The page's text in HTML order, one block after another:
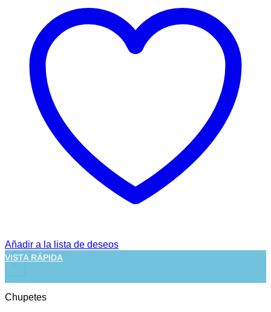
Añadir a la lista de deseos
+
VISTA RÁPIDA
Chupetes